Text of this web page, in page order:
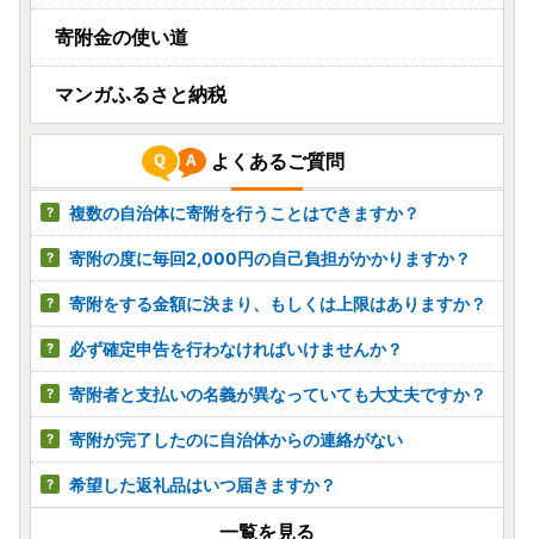
寄附金の使い道
マンガふるさと納税
よくあるご質問
複数の自治体に寄附を行うことはできますか？
寄附の度に毎回2,000円の自己負担がかかりますか？
寄附をする金額に決まり、もしくは上限はありますか？
必ず確定申告を行わなければいけませんか？
寄附者と支払いの名義が異なっていても大丈夫ですか？
寄附が完了したのに自治体からの連絡がない
希望した返礼品はいつ届きますか？
一覧を見る